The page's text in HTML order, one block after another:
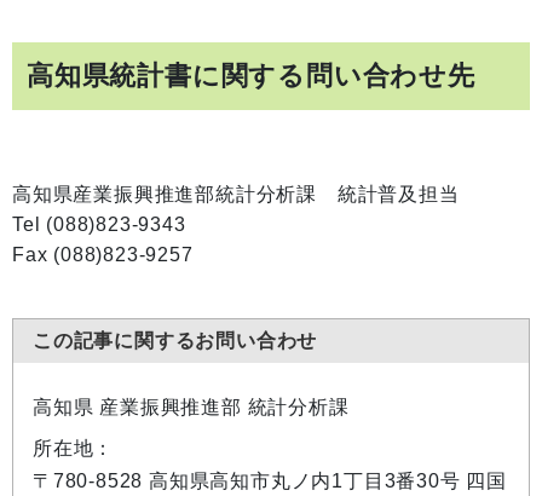
高知県統計書に関する問い合わせ先
高知県産業振興推進部統計分析課 統計普及担当
Tel (088)823-9343
Fax (088)823-9257
この記事に関するお問い合わせ
高知県 産業振興推進部 統計分析課
所在地：
〒780-8528 高知県高知市丸ノ内1丁目3番30号 四国